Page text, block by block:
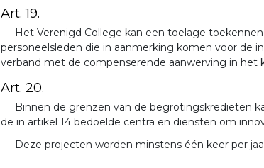
Art. 19.
Het Verenigd College kan een toelage
personeelsleden die in aanmerking komen voor de
verband met de compenserende aanwerving in het
Art. 20.
Binnen de grenzen van de begrotingskredieten
de in artikel 14 bedoelde centra en diensten om
Deze projecten worden minstens één keer per